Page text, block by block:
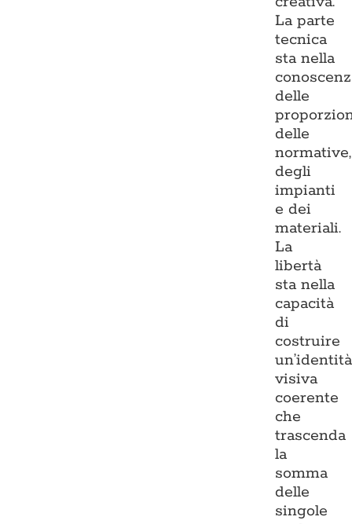
La parte
tecnica
sta nella
delle
delle
normative,
degli
impianti
e dei
materiali.
La
libertà
sta nella
capacità
di
costruire
un’identità
visiva
coerente
che
trascenda
la
somma
delle
singole